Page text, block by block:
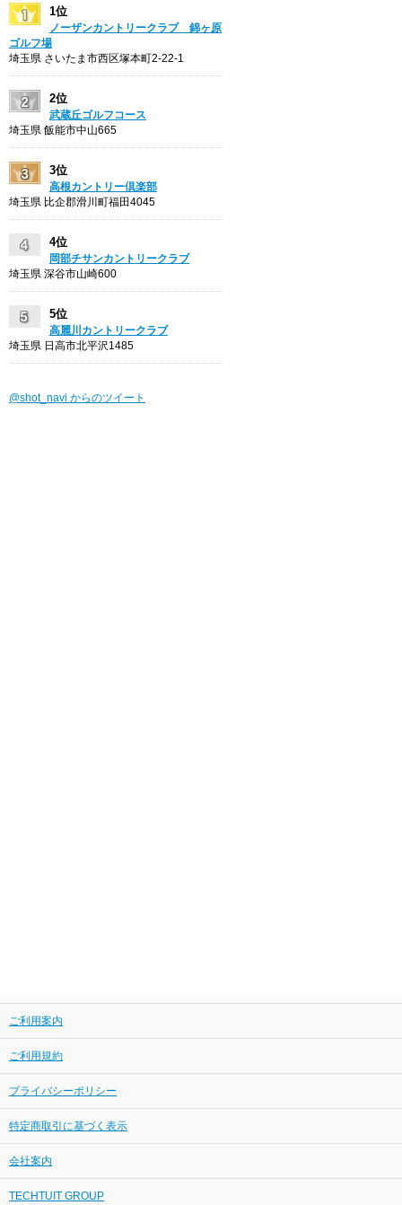
1位
ノーザンカントリークラブ 錦ヶ原
ゴルフ場
埼玉県 さいたま市西区塚本町2-22-1
2位
武蔵丘ゴルフコース
埼玉県 飯能市中山665
3位
高根カントリー倶楽部
埼玉県 比企郡滑川町福田4045
4位
岡部チサンカントリークラブ
埼玉県 深谷市山崎600
5位
高麗川カントリークラブ
埼玉県 日高市北平沢1485
@shot_navi からのツイート
ご利用案内
ご利用規約
プライバシーポリシー
特定商取引に基づく表示
会社案内
TECHTUIT GROUP